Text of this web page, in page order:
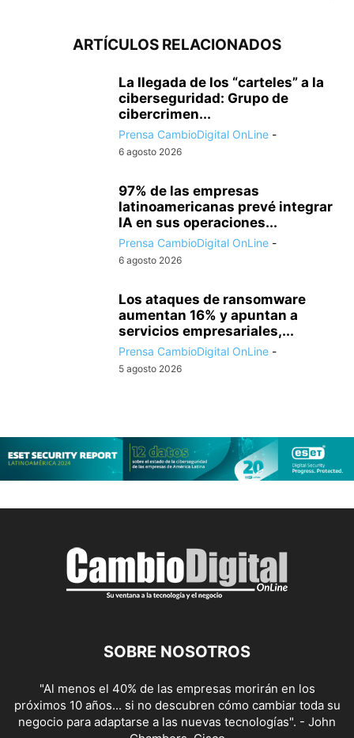
ARTÍCULOS RELACIONADOS
La llegada de los “carteles” a la
ciberseguridad: Grupo de
cibercrimen...
Prensa CambioDigital OnLine -
6 agosto 2026
97% de las empresas
latinoamericanas prevé integrar
IA en sus operaciones...
Prensa CambioDigital OnLine -
6 agosto 2026
Los ataques de ransomware
aumentan 16% y apuntan a
servicios empresariales,...
Prensa CambioDigital OnLine -
5 agosto 2026
SOBRE NOSOTROS
"Al menos el 40% de las empresas morirán en los
próximos 10 años... si no descubren cómo cambiar toda su
negocio para adaptarse a las nuevas tecnologías". - John